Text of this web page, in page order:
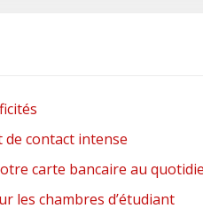
de contact intense
carte bancaire au
les chambres d’étudiant